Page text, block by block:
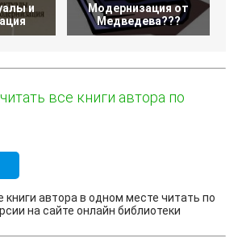
и
Модернизация от
Медведева???
все книги автора по
автора в одном месте читать по
на сайте онлайн библиотеки